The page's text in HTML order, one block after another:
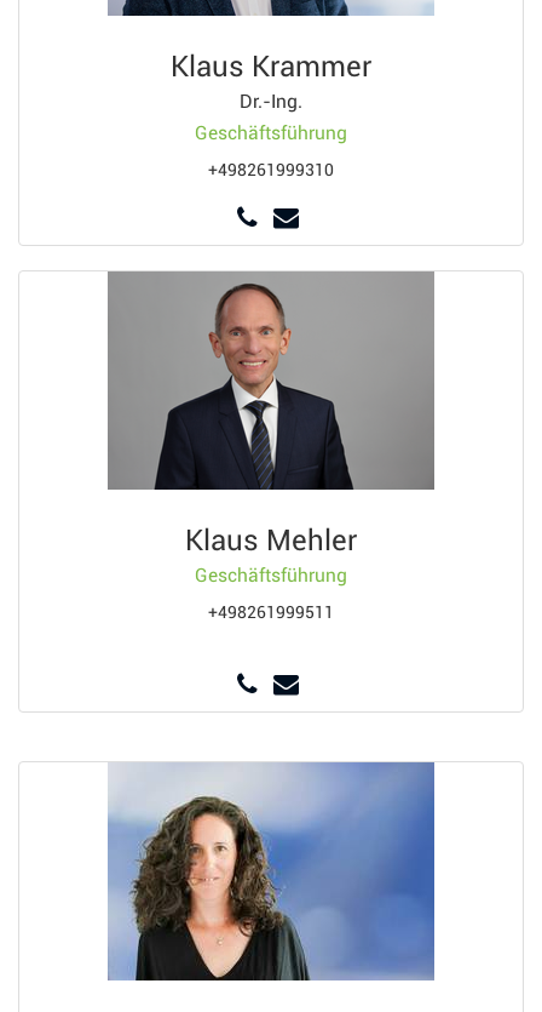
Klaus Krammer
Dr.-Ing.
Geschäftsführung
+498261999310
Klaus Mehler
Geschäftsführung
+498261999511